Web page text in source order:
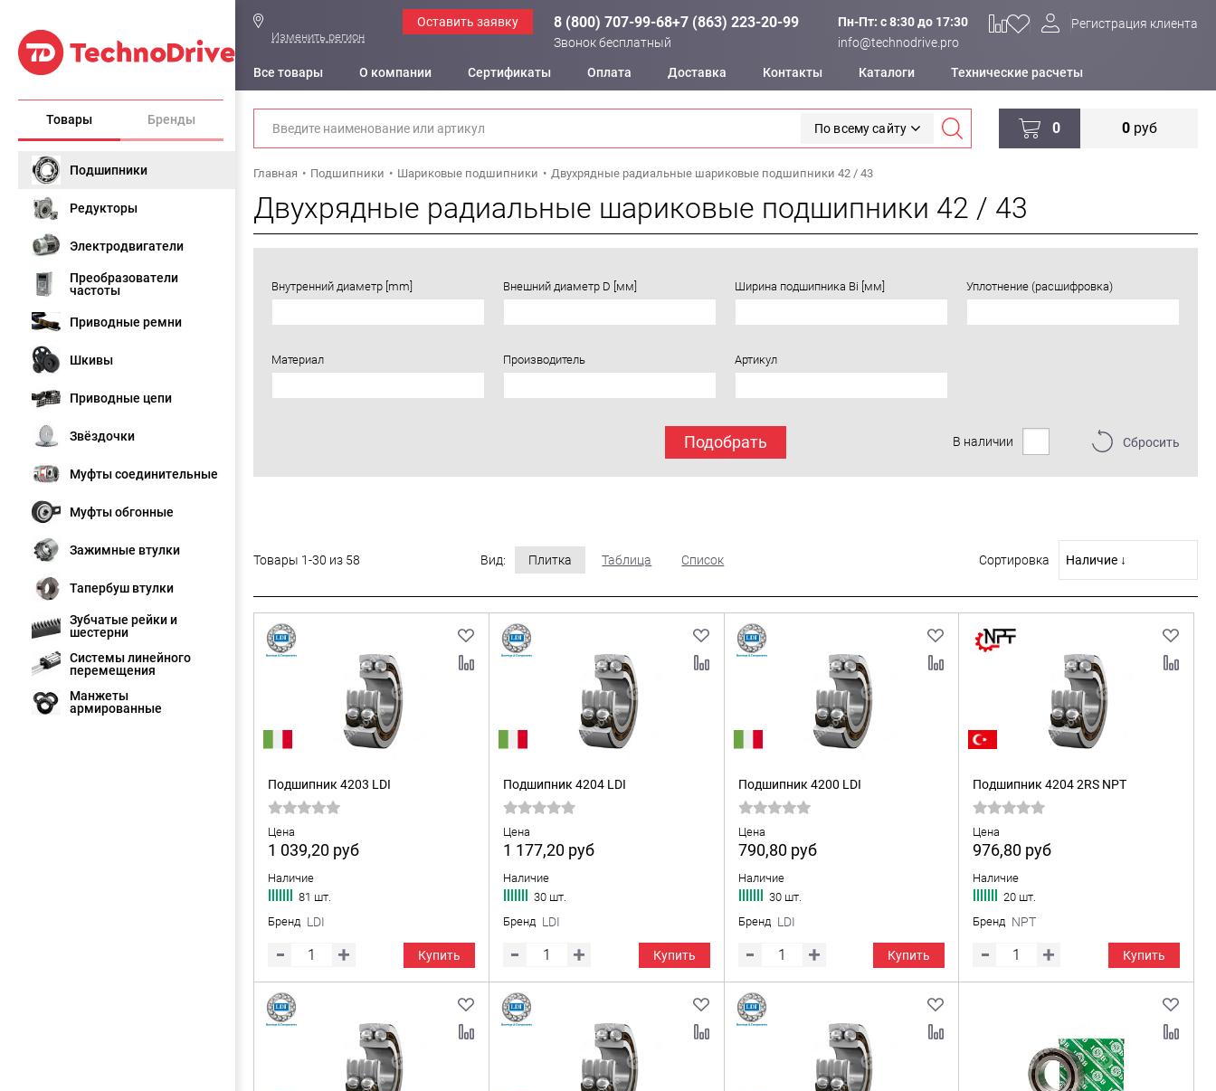
Товары Бренды
Подшипники
Редукторы
Электродвигатели
Преобразователи
частоты
Приводные ремни
Шкивы
Приводные цепи
Звёздочки
Муфты соединительные
Муфты обгонные
Зажимные втулки
Тапербуш втулки
Зубчатые рейки и
шестерни
Системы линейного
перемещения
Манжеты
армированные
Изменить регион
Оставить заявку 8 (800) 707-99-68+7 (863) 223-20-99
Звонок бесплатный
Пн-Пт: c 8:30 до 17:30
info@technodrive.pro
Регистрация клиента
Все товары О компании Сертификаты Оплата Доставка Контакты Каталоги Технические расчеты
По всему сайту 0 0руб
Главная Подшипники Шариковые подшипники Двухрядные радиальные шариковые подшипники 42 / 43
Двухрядные радиальные шариковые подшипники 42 / 43
Внутренний диаметр [mm] Внешний диаметр D [мм] Ширина подшипника Bi [мм] Уплотнение (расшифровка)
Материал Производитель Артикул
Подобрать В наличии Сбросить
Товары 1-30 из 58 Вид: Плитка Таблица Список Сортировка
Подшипник 4203 LDI
Цена
1 039,20 руб
Наличие
81 шт.
Бренд LDI
Купить
Подшипник 4204 LDI
Цена
1 177,20 руб
Наличие
30 шт.
Бренд LDI
Купить
Подшипник 4200 LDI
Цена
790,80 руб
Наличие
30 шт.
Бренд LDI
Купить
Подшипник 4204 2RS NPT
Цена
976,80 руб
Наличие
20 шт.
Бренд NPT
Купить